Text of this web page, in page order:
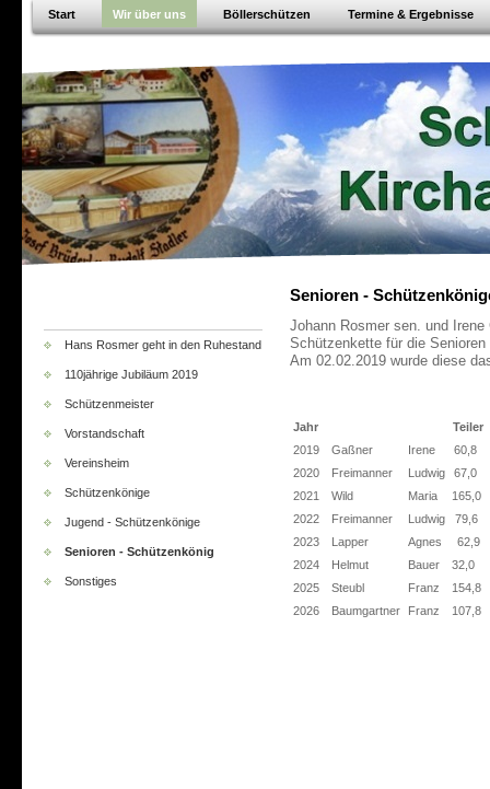
Start Wir über uns Böllerschützen Termine & Ergebnisse
Hans Rosmer geht in den Ruhestand
110jährige Jubiläum 2019
Schützenmeister
Vorstandschaft
Vereinsheim
Schützenkönige
Jugend - Schützenkönige
Senioren - Schützenkönig
Sonstiges
Senioren -
Johann Rosmer sen. und
Schützenkette für die Senioren
Am 02.02.2019 wurde diese
Jahr
Teiler
2019
Gaßner Irene
60,8
2020
Freimanner Ludwig
67,0
2021
Wild Maria
165,0
2022
Freimanner Ludwig
79,6
2023
Lapper Agnes
62,9
2024
Helmut Bauer
32,0
2025
Steubl Franz
154,8
2026
Baumgartner Franz 107,8